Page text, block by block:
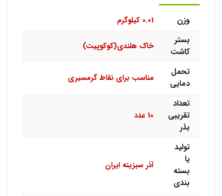
وزن 0.01 کیلوگرم
بستر
کاشت
خاک هلندی(کوکوپیت)
تحمل
دمایی
مناسب برای نقاط گرمسیری
تعداد
تقریبی
بذر
10 عدد
تولید
یا
بسته
بندی
آذر سبزینه ایران